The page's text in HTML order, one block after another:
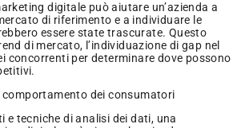
digitale può aiutare un’azienda a
di riferimento e a individuare le
essere state trascurate. Questo
di mercato, l’individuazione di gap nel
concorrenti per determinare dove possono
comportamento dei consumatori
e tecniche di analisi dei dati, una